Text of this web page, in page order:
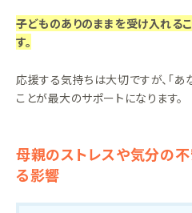
子どものありのままを受け入れる
す。
応援する気持ちは大切ですが、「あ
ことが最大のサポートになります。
母親のストレスや気分の
る影響